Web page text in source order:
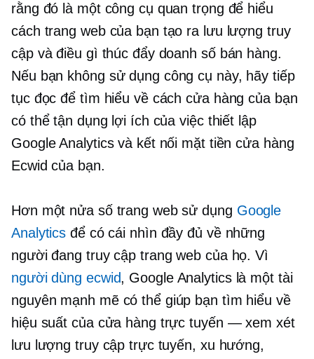
rằng đó là một công cụ quan trọng để hiểu
cách trang web của bạn tạo ra lưu lượng truy
cập và điều gì thúc đẩy doanh số bán hàng.
Nếu bạn không sử dụng công cụ này, hãy tiếp
tục đọc để tìm hiểu về cách cửa hàng của bạn
có thể tận dụng lợi ích của việc thiết lập
Google Analytics và kết nối mặt tiền cửa hàng
Ecwid của bạn.
Hơn một nửa số trang web sử dụng Google
Analytics để có cái nhìn đầy đủ về những
người đang truy cập trang web của họ. Vì
người dùng ecwid, Google Analytics là một tài
nguyên mạnh mẽ có thể giúp bạn tìm hiểu về
hiệu suất của cửa hàng trực tuyến — xem xét
lưu lượng truy cập trực tuyến, xu hướng,